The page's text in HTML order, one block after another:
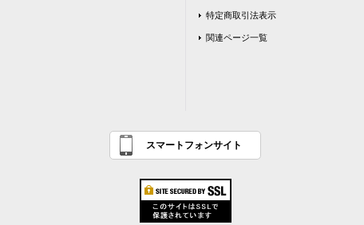
特定商取引法表示
関連ページ一覧
スマートフォンサイト